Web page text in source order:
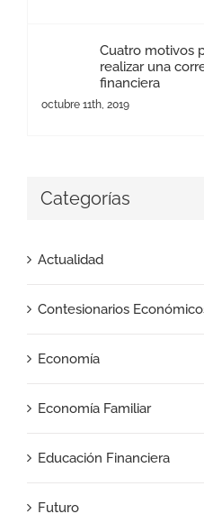
Cuatro motivos
realizar una
financiera
octubre 11th, 2019
Categorías
Actualidad
Contesionarios
Economía
Economía Familiar
Educación Financiera
Futuro